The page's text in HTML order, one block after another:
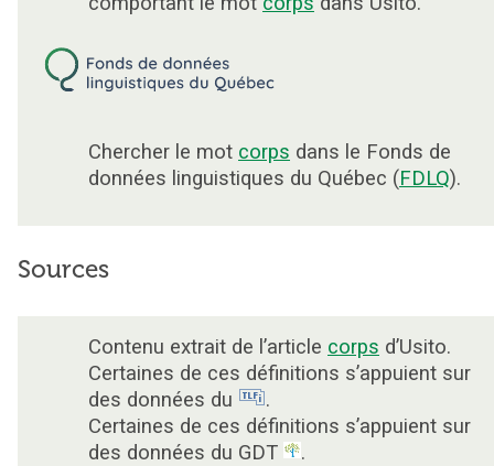
Chercher le mot corps dans le Fonds de
données linguistiques du Québec (FDLQ).
Sources
Contenu extrait de l’article corps d’Usito.
Certaines de ces définitions s’appuient sur
des données du
.
Certaines de ces définitions s’appuient sur
des données du GDT
.